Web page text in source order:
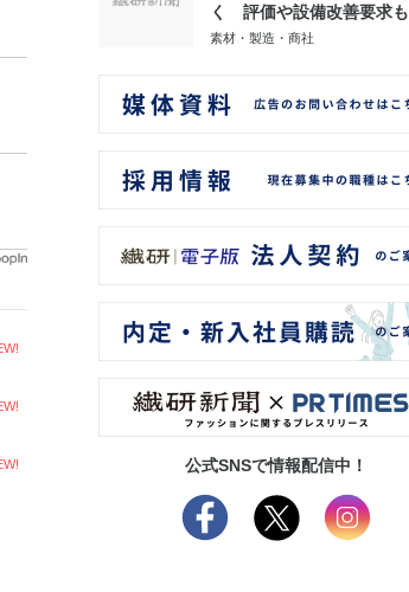
く 評価や設備改善要求も
素材・製造・商社
公式SNSで情報配信中！